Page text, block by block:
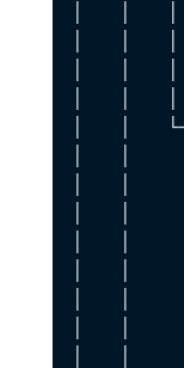
│   │   │
│   │   │
│   │   │
│   │   │
│   │
│   │
│   │
│   │
│   │
│   │
│   │
│   │
│   │